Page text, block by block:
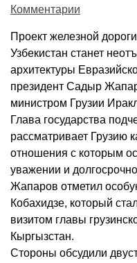
Комментарии
Проект железной
Узбекистан станет
архитектуры
президент Садыр
министром Грузии
Глава государства
рассматривает Грузию
отношения с которым
уважении и
Жапаров отметил
Кобахидзе, который
визитом главы
Кыргызстан.
Стороны обсудили